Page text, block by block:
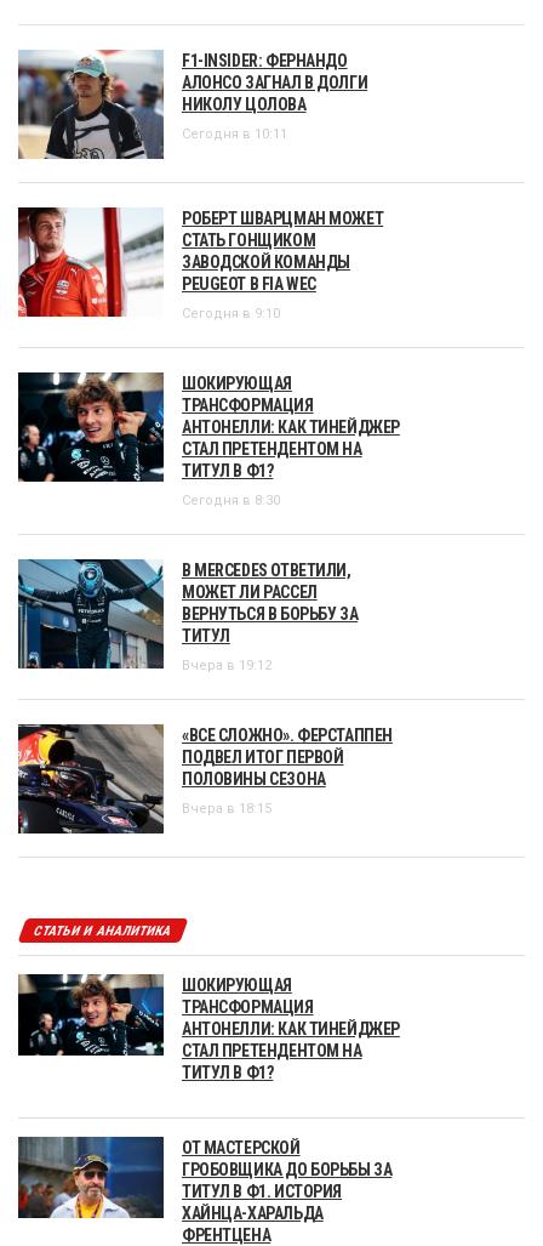
F1-INSIDER: ФЕРНАНДО
АЛОНСО ЗАГНАЛ В ДОЛГИ
НИКОЛУ ЦОЛОВА
Сегодня в 10:11
РОБЕРТ ШВАРЦМАН МОЖЕТ
СТАТЬ ГОНЩИКОМ
ЗАВОДСКОЙ КОМАНДЫ
PEUGEOT В FIA WEC
Сегодня в 9:10
ШОКИРУЮЩАЯ
ТРАНСФОРМАЦИЯ
АНТОНЕЛЛИ: КАК ТИНЕЙДЖЕР
СТАЛ ПРЕТЕНДЕНТОМ НА
ТИТУЛ В Ф1?
Сегодня в 8:30
В MERCEDES ОТВЕТИЛИ,
МОЖЕТ ЛИ РАССЕЛ
ВЕРНУТЬСЯ В БОРЬБУ ЗА
ТИТУЛ
Вчера в 19:12
«ВСЕ СЛОЖНО». ФЕРСТАППЕН
ПОДВЕЛ ИТОГ ПЕРВОЙ
ПОЛОВИНЫ СЕЗОНА
Вчера в 18:15
СТАТЬИ И АНАЛИТИКА
ШОКИРУЮЩАЯ
ТРАНСФОРМАЦИЯ
АНТОНЕЛЛИ: КАК ТИНЕЙДЖЕР
СТАЛ ПРЕТЕНДЕНТОМ НА
ТИТУЛ В Ф1?
ОТ МАСТЕРСКОЙ
ГРОБОВЩИКА ДО БОРЬБЫ ЗА
ТИТУЛ В Ф1. ИСТОРИЯ
ХАЙНЦА-ХАРАЛЬДА
ФРЕНТЦЕНА